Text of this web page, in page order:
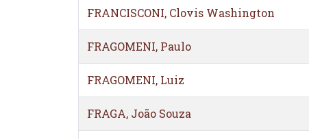
FRANCISCONI, Clovis Washington
FRAGOMENI, Paulo
FRAGOMENI, Luiz
FRAGA, João Souza